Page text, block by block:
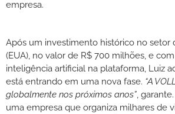
empresa.
Após um investimento histórico no setor
(EUA), no valor de R$ 700 milhões, e
inteligência artificial na plataforma, Luiz
está entrando em uma nova fase. “A
globalmente nos próximos anos”,
uma empresa que organiza milhares de